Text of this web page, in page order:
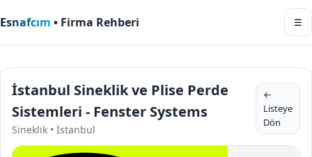
Esnafcım • Firma Rehberi ☰
İstanbul Sineklik ve Plise Perde
Sistemleri - Fenster Systems
Sineklik • İstanbul
←
Listeye
Dön